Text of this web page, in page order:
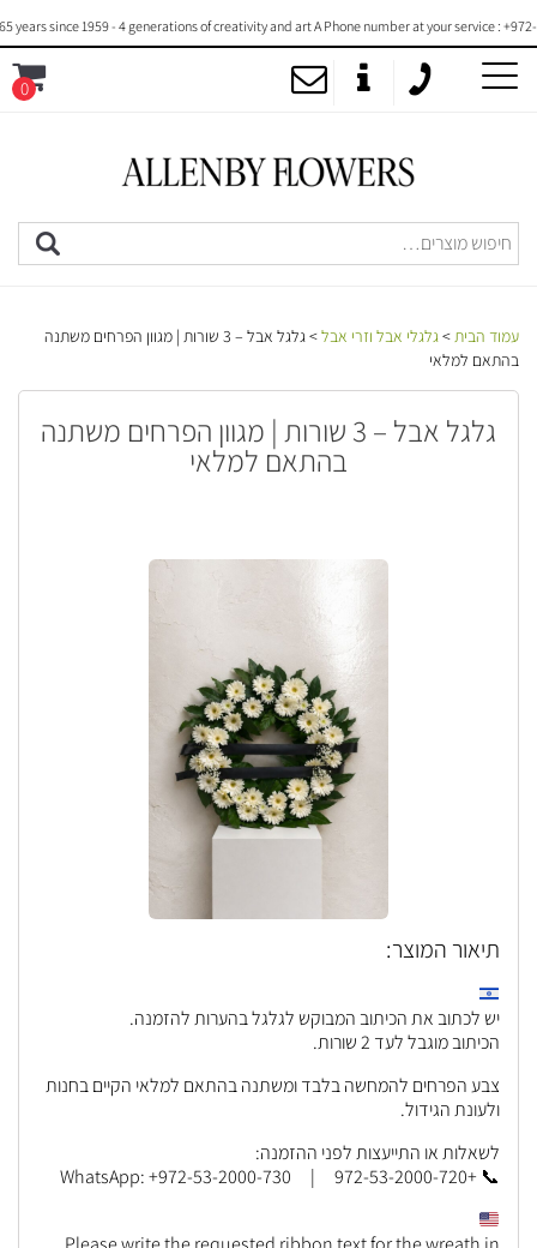
since 1959 - 4 generations of creativity and art A Phone number at your service : +972-
0
עמוד הבית>גלגלי אבל וזרי אבל
> גלגל אבל – 3 שורות | מגוון הפרחים משתנה
בהתאם למלאי
גלגל אבל – 3 שורות | מגוון הפרחים משתנה
בהתאם למלאי
תיאור המוצר:
יש לכתוב את הכיתוב המבוקש לגלגל בהערות להזמנה.
הכיתוב מוגבל לעד 2 שורות.
צבע הפרחים להמחשה בלבד ומשתנה בהתאם למלאי הקיים בחנות
ולעונת הגידול.
לשאלות או התייעצות לפני ההזמנה:
📞 +972-53-2000-720 | WhatsApp: +972-53-2000-730